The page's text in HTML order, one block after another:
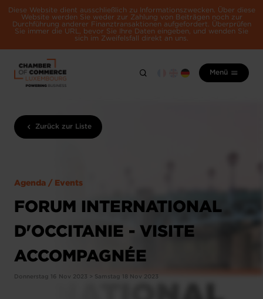
Diese Website dient ausschließlich zu Informationszwecken. Über diese
Website werden Sie weder zur Zahlung von Beiträgen noch zur
Durchführung anderer Finanztransaktionen aufgefordert. Überprüfen
Sie immer die URL, bevor Sie Ihre Daten eingeben, und wenden Sie
sich im Zweifelsfall direkt an uns.
Menü
Zurück zur Liste
Agenda / Events
FORUM INTERNATIONAL
D'OCCITANIE - VISITE
ACCOMPAGNÉE
Donnerstag 16 Nov 2023 > Samstag 18 Nov 2023